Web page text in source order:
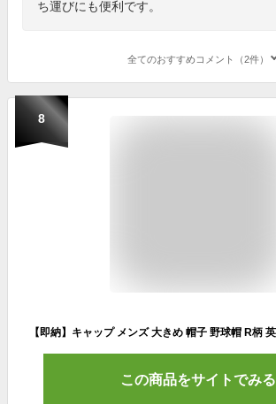
ち運びにも便利です。
全てのおすすめコメント（2件）
8
この商品をサイトでみる